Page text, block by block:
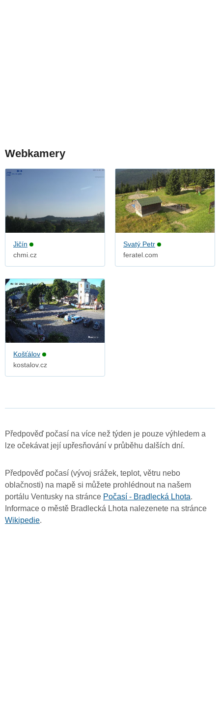
Webkamery
Jičín
chmi.cz
Svatý Petr
feratel.com
Košťálov
kostalov.cz
Předpověď počasí na více než týden je pouze výhledem a
lze očekávat její upřesňování v průběhu dalších dní.
Předpověď počasí (vývoj srážek, teplot, větru nebo
oblačnosti) na mapě si můžete prohlédnout na našem
portálu Ventusky na stránce Počasí - Bradlecká Lhota.
Informace o městě Bradlecká Lhota nalezenete na stránce
Wikipedie.